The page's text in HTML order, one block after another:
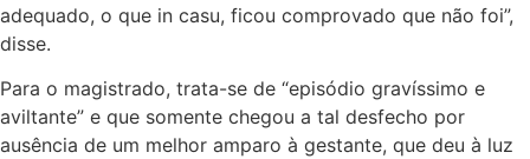
adequado, o que in casu, ficou comprovado que não foi”,
disse.
Para o magistrado, trata-se de “episódio gravíssimo e
aviltante” e que somente chegou a tal desfecho por
ausência de um melhor amparo à gestante, que deu à luz